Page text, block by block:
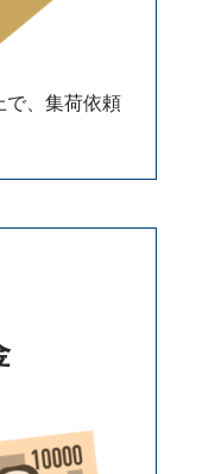
で、集荷依頼